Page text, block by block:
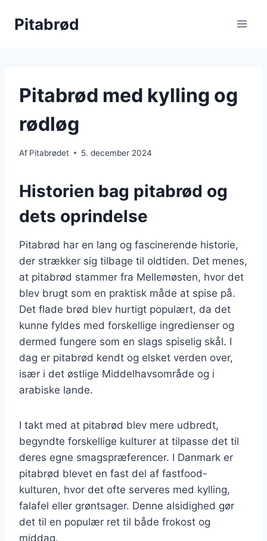
Pitabrød
Pitabrød med kylling og
rødløg
Af Pitabrødet 5. december 2024
Historien bag pitabrød og
dets oprindelse
Pitabrød har en lang og fascinerende historie,
der strækker sig tilbage til oldtiden. Det menes,
at pitabrød stammer fra Mellemøsten, hvor det
blev brugt som en praktisk måde at spise på.
Det flade brød blev hurtigt populært, da det
kunne fyldes med forskellige ingredienser og
dermed fungere som en slags spiselig skål. I
dag er pitabrød kendt og elsket verden over,
især i det østlige Middelhavsområde og i
arabiske lande.
I takt med at pitabrød blev mere udbredt,
begyndte forskellige kulturer at tilpasse det til
deres egne smagspræferencer. I Danmark er
pitabrød blevet en fast del af fastfood-
kulturen, hvor det ofte serveres med kylling,
falafel eller grøntsager. Denne alsidighed gør
det til en populær ret til både frokost og
middag.